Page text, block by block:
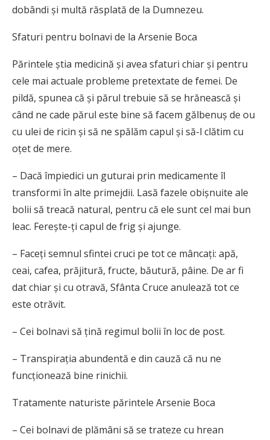
dobândi şi multă răsplată de la Dumnezeu.
Sfaturi pentru bolnavi de la Arsenie Boca
Părintele ştia medicină şi avea sfaturi chiar şi pentru
cele mai actuale probleme pretextate de femei. De
pildă, spunea că şi părul trebuie să se hrănească şi
când ne cade părul este bine să facem gălbenuş de ou
cu ulei de ricin şi să ne spălăm capul şi să-l clătim cu
oţet de mere.
– Dacă împiedici un guturai prin medicamente îl
transformi în alte primejdii. Lasă fazele obişnuite ale
bolii să treacă natural, pentru că ele sunt cel mai bun
leac. Fereşte-ţi capul de frig şi ajunge.
– Faceţi semnul sfintei cruci pe tot ce mâncaţi: apă,
ceai, cafea, prăjitură, fructe, băutură, pâine. De ar fi
dat chiar şi cu otravă, Sfânta Cruce anulează tot ce
este otrăvit.
– Cei bolnavi să ţină regimul bolii în loc de post.
– Transpiraţia abundentă e din cauză că nu ne
funcţionează bine rinichii.
Tratamente naturiste părintele Arsenie Boca
– Cei bolnavi de plămâni să se trateze cu hrean